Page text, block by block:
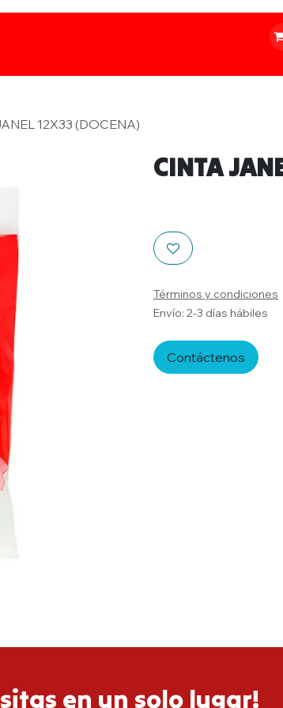
12X33 (DOCENA)
CINTA
Términos y condiciones
Envío: 2-3 días hábiles
Contáctenos
en un solo lugar!